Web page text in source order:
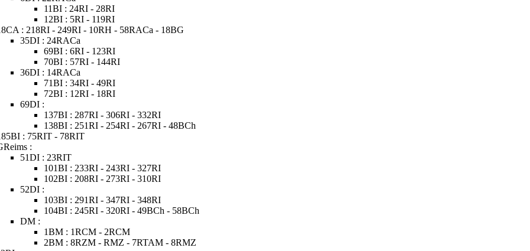
11BI : 24RI - 28RI
12BI : 5RI - 119RI
: 218RI - 249RI - 10RH - 58RACa - 18BG
35DI : 24RACa
69BI : 6RI - 123RI
70BI : 57RI - 144RI
36DI : 14RACa
71BI : 34RI - 49RI
72BI : 12RI - 18RI
69DI :
137BI : 287RI - 306RI - 332RI
138BI : 251RI - 254RI - 267RI - 48BCh
: 75RIT - 78RIT
:
51DI : 23RIT
101BI : 233RI - 243RI - 327RI
102BI : 208RI - 273RI - 310RI
52DI :
103BI : 291RI - 347RI - 348RI
104BI : 245RI - 320RI - 49BCh - 58BCh
DM :
1BM : 1RCM - 2RCM
2BM : 8RZM - RMZ - 7RTAM - 8RMZ